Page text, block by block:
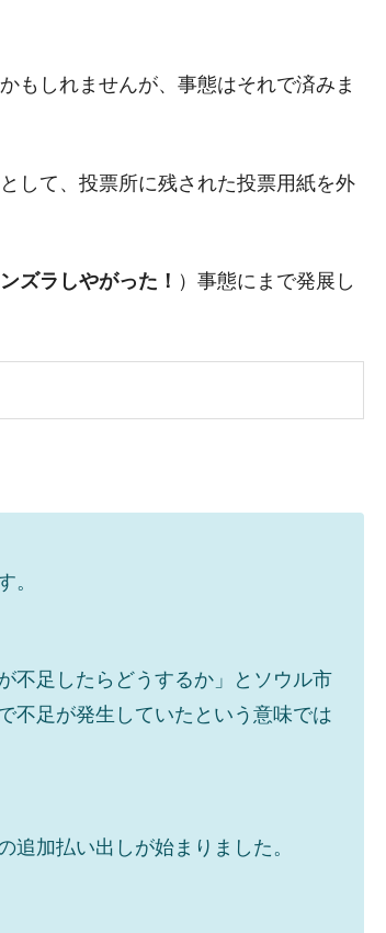
案」提出！⇒ クーパン問題は合衆国企業に対
最高益」当期純利益は前年同期比13.4倍に。
ドカー・サーキットブレイカーの二段コンボ
任だ」
。信用格付け「ネガティブ」にダウン
？
リーグとは？
選手とは？
しれませんが、事態はそれで済みま
して、投票所に残された投票用紙を外
ンズラしやがった！ ）事態にまで発展し
。
不足したらどうするか」とソウル市
不足が発生していたという意味では
加払い出しが始まりました。